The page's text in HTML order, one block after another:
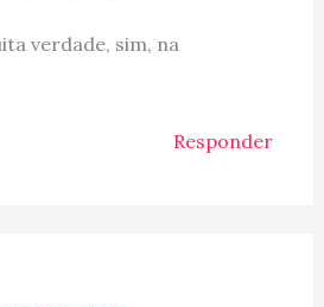
verdade, sim, na
Responder